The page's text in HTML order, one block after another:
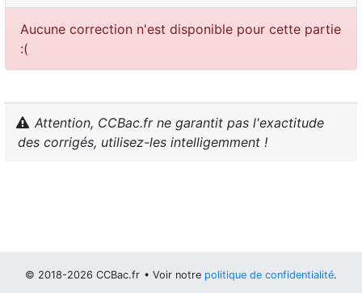
Aucune correction n'est disponible pour cette partie
:(
Attention, CCBac.fr ne garantit pas l'exactitude
des corrigés, utilisez-les intelligemment !
© 2018-2026 CCBac.fr • Voir notre politique de confidentialité.